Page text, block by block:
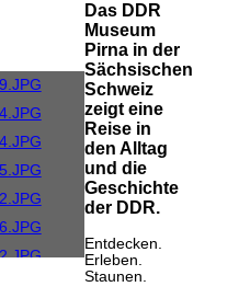
Das DDR
Museum
Pirna in der
Sächsischen
Schweiz
zeigt eine
Reise in
den Alltag
und die
Geschichte
der DDR.
Entdecken.
Erleben.
Staunen.